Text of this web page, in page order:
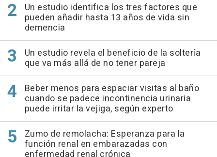
Un estudio identifica los tres factores que
pueden añadir hasta 13 años de vida sin
demencia
Un estudio revela el beneficio de la soltería
que va más allá de no tener pareja
Beber menos para espaciar visitas al baño
cuando se padece incontinencia urinaria
puede irritar la vejiga, según experto
Zumo de remolacha: Esperanza para la
función renal en embarazadas con
enfermedad renal crónica